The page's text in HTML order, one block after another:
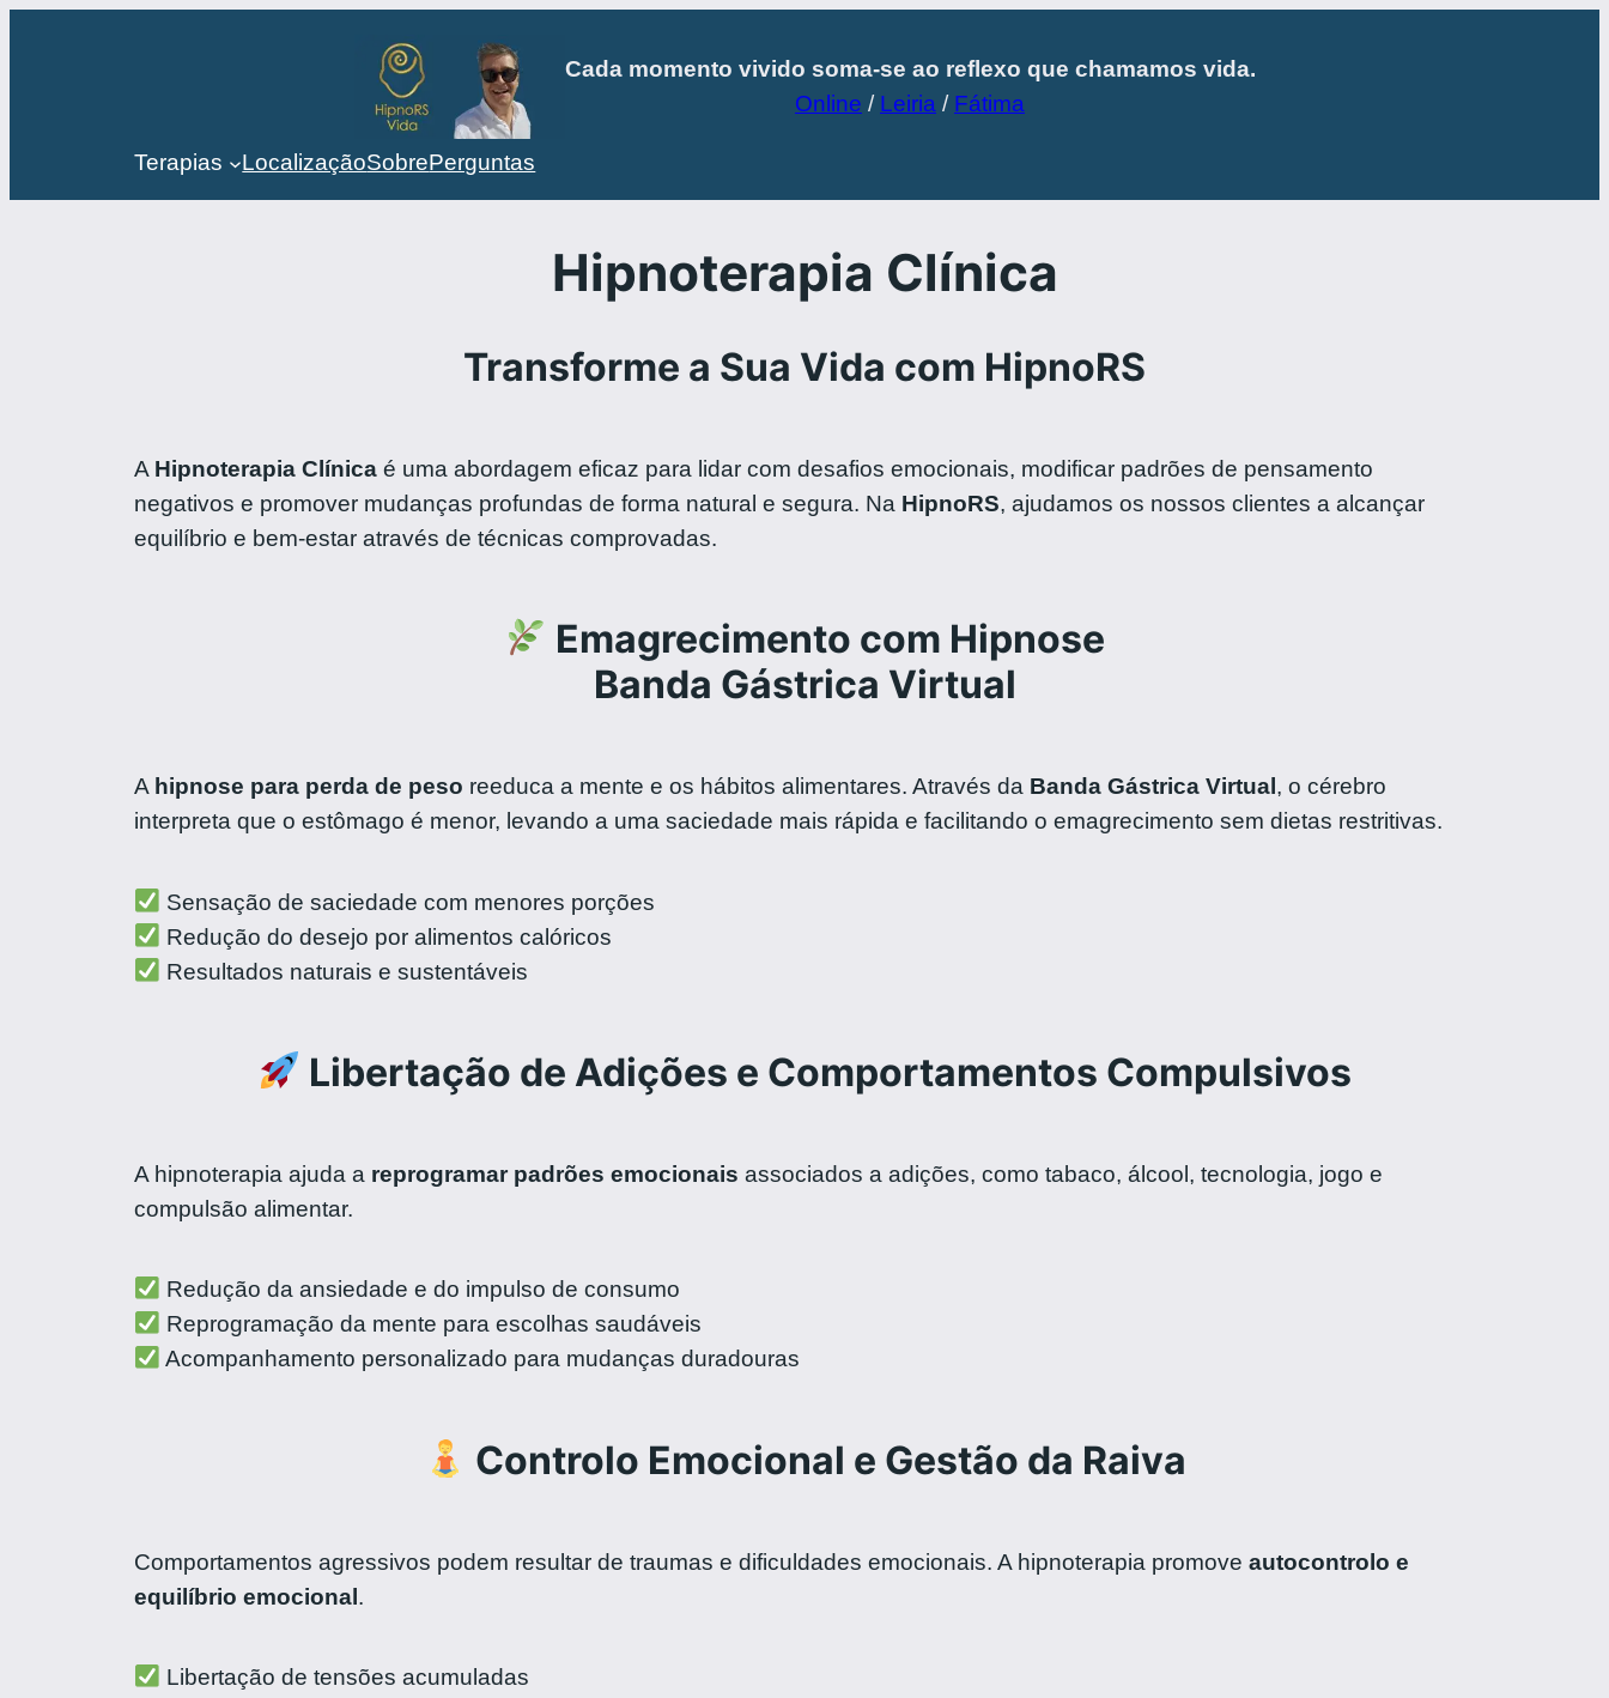
Cada momento vivido soma-se ao reflexo que chamamos vida.
Online / Leiria / Fátima
Terapias LocalizaçãoSobrePerguntas
Hipnoterapia Clínica
Transforme a Sua Vida com HipnoRS
A Hipnoterapia Clínica é uma abordagem eficaz para lidar com desafios emocionais, modificar padrões de pensamento
negativos e promover mudanças profundas de forma natural e segura. Na HipnoRS, ajudamos os nossos clientes a alcançar
equilíbrio e bem-estar através de técnicas comprovadas.
Emagrecimento com Hipnose
Banda Gástrica Virtual
A hipnose para perda de peso reeduca a mente e os hábitos alimentares. Através da Banda Gástrica Virtual , o cérebro
interpreta que o estômago é menor, levando a uma saciedade mais rápida e facilitando o emagrecimento sem dietas restritivas.
Sensação de saciedade com menores porções
Redução do desejo por alimentos calóricos
Resultados naturais e sustentáveis
Libertação de Adições e Comportamentos Compulsivos
A hipnoterapia ajuda a reprogramar padrões emocionais associados a adições, como tabaco, álcool, tecnologia, jogo e
compulsão alimentar.
Redução da ansiedade e do impulso de consumo
Reprogramação da mente para escolhas saudáveis
Acompanhamento personalizado para mudanças duradouras
Controlo Emocional e Gestão da Raiva
Comportamentos agressivos podem resultar de traumas e dificuldades emocionais. A hipnoterapia promove autocontrolo e
equilíbrio emocional.
Libertação de tensões acumuladas